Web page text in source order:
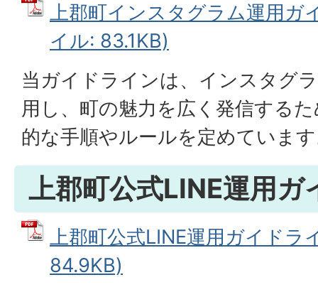
上郡町インスタグラム運用ガ
イル: 83.1KB)
当ガイドラインは、インスタグ
用し、町の魅力を広く発信する
的な手順やルールを定めていま
上郡町公式LINE運用ガ
上郡町公式LINE運用ガイドラ
84.9KB)